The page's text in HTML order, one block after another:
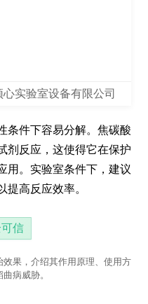
心实验室设备有限公司
条件下容易分解。焦碳酸
剂反应，这使得它在保护
用。实验室条件下，建议
提高反应效率。
信
果，介绍其作用原理、使用方
病威胁。